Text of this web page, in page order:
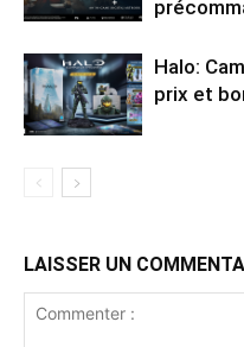
Halo:
prix et
LAISSER UN